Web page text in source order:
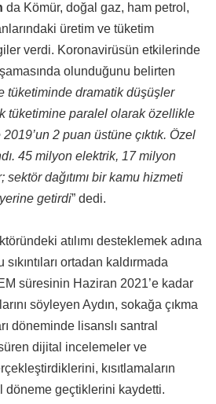
da Kömür, doğal gaz, ham petrol,
üretim ve tüketim
verdi. Koronavirüsün etkilerinde
olunduğunu belirten
tüketiminde dramatik düşüşler
tüketimine paralel olarak özellikle
2 puan üstüne çıktık. Özel
45 milyon elektrik, 17 milyon
dağıtımı bir kamu hizmeti
getirdi” dedi.
atılımı desteklemek adına
ortadan kaldırmada
süresinin Haziran 2021’e kadar
söyleyen Aydın, sokağa çıkma
döneminde lisanslı santral
dijital incelemeler ve
kısıtlamaların
döneme geçtiklerini kaydetti.